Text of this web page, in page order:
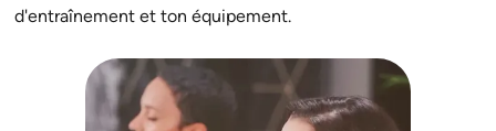
d'entraînement et ton équipement.